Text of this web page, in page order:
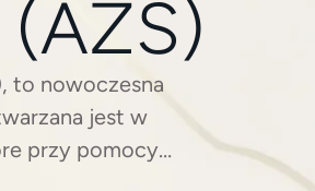
(AZS)
to nowoczesna
jest w
przy pomocy